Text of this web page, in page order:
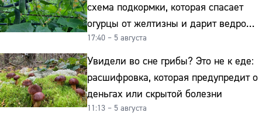
схема подкормки, которая спасает
огурцы от желтизны и дарит ведро
урожая
17:40 – 5 августа
Увидели во сне грибы? Это не к еде:
расшифровка, которая предупредит о
деньгах или скрытой болезни
11:13 – 5 августа